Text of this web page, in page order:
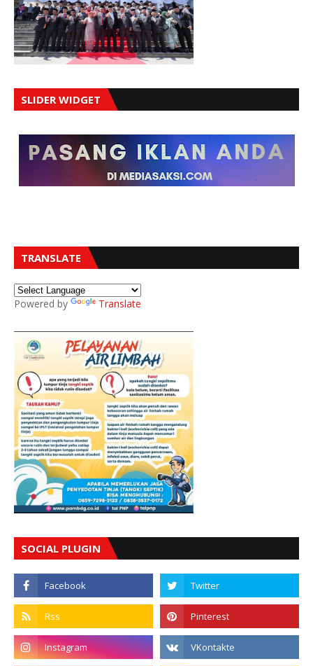
SLIDER WIDGET
TRANSLATE
Powered by Translate
SOCIAL PLUGIN